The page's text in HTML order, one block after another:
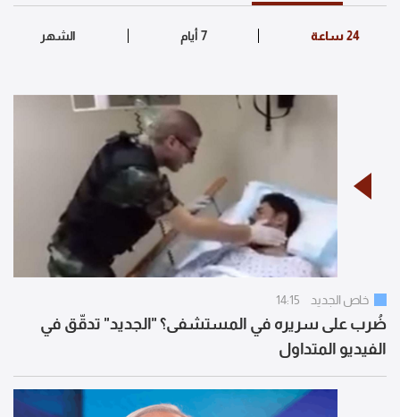
خاص الجديد 14:15
ضُرب على سريره في المستشفى؟ "الجديد" تدقّق في
الفيديو المتداول